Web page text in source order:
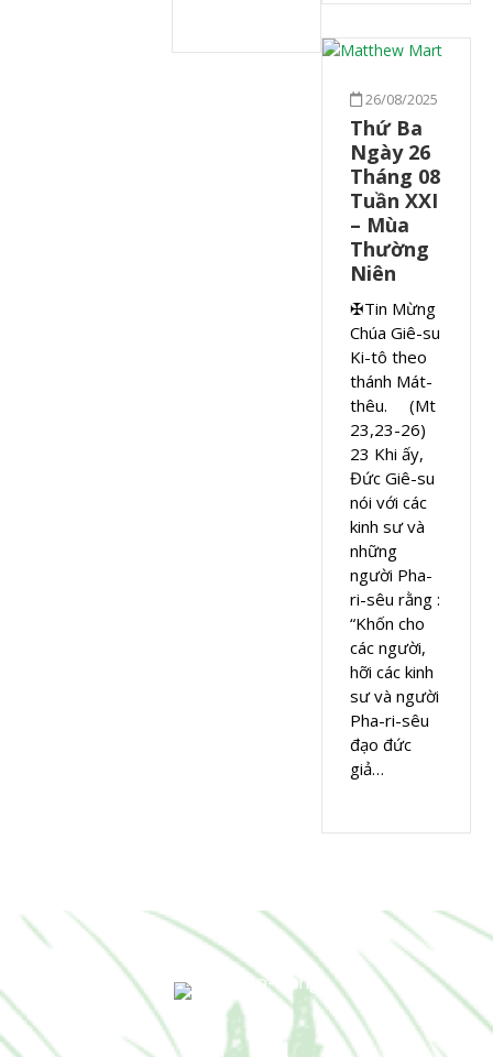
26/08/2025
Thứ Ba
Ngày 26
Tháng 08
Tuần XXI
– Mùa
Thường
Niên
✠Tin Mừng
Chúa Giê-su
Ki-tô theo
thánh Mát-
thêu. (Mt
23,23-26)
23 Khi ấy,
Đức Giê-su
nói với các
kinh sư và
những
người Pha-
ri-sêu rằng :
“Khốn cho
các người,
hỡi các kinh
sư và người
Pha-ri-sêu
đạo đức
giả…